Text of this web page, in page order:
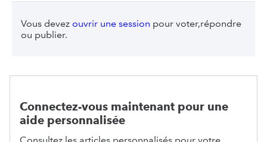
Vous devez ouvrir une session pour voter,répondre
ou publier.
Connectez-vous maintenant pour une
aide personnalisée